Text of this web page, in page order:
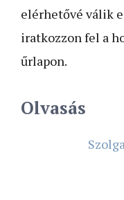
elérhetővé válik
iratkozzon fel a
űrlapon.
Olvasás